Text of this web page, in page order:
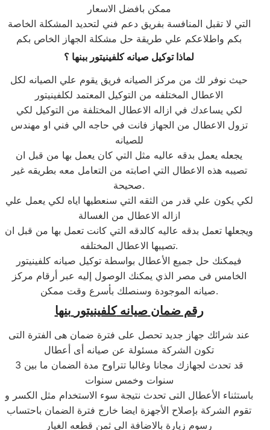
ممكن بافضل الاسعار
التي لا تقبل المنافسة بفريق دعم فني لتحديد المشكلة الخاصة
بكم واطلاعكم علي طريقة حل مشكلة الجهاز الخاص بكم
لماذا توكيل صيانهكلفينيتور ببنها ؟
حيث نوفر لك من مركز الصيانه فريق يقوم علي الصيانه لكل
الاعطال المختلفه من التوكيل المعتمد لكلفينيتور
لكي يساعدك في ازاله الاعطال المختلفة من التوكيل لكي
تزول الاعطال من الجهاز فانت في حاجه الي فني او مهندس
للصيانه
يجعله يعمل بدقه عاليه مثل التي كان يعمل بها من قبل ان
تصيبه هذه الاعطال التي اصابته من التعامل معه بطريقه غير
صحيحة.
لكي يكون علي قدر من الثقه التي سنعطيها اياه لكي يعمل علي
ازاله الاعطال من الغسالة
ويجعلها تعمل بدقه عاليه كالدقه التي كانت تعمل بها من قبل ان
تصيبها الاعطال المختلفه.
فيمكنك حل جميع الأعطال بواسطة توكيل صيانه كلفينيتور
الخامس فى مصر الذي يمكنك الوصول إليه عبر أرقام مركز
صيانه الموجودة وسنصلك بأسرع وقت ممكن.
رقم ضمان صيانهكلفينيتور بنها
عند شرائك جهاز جديد تحصل على فترة ضمان هى الفترة التى
تكون الشركة مسئولة عن صيانه أى أعطال
قد تحدث لجهازك مجانا وغالبا تتراوح مدة الضمان ما بين 3
سنوات وخمس سنوات
باستثناء الأعطال التى تحدث نتيجة سوء الاستخدام مثل الكسر و
تقوم الشركة بإصلاح الأجهزة ايضا خارج فترة الضمان باحتساب
رسوم زيارة بالاضافة الى ثمن قطعه الغيار